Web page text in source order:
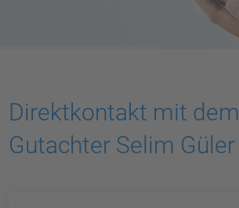
Direktkontakt mit dem
Gutachter Selim Güler